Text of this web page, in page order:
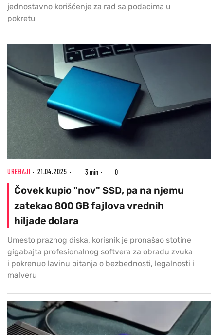
jednostavno korišćenje za rad sa podacima u
pokretu
UREĐAJI 21.04.2025 3 min 0
Čovek kupio "nov" SSD, pa na njemu
zatekao 800 GB fajlova vrednih
hiljade dolara
Umesto praznog diska, korisnik je pronašao stotine
gigabajta profesionalnog softvera za obradu zvuka
i pokrenuo lavinu pitanja o bezbednosti, legalnosti i
malveru